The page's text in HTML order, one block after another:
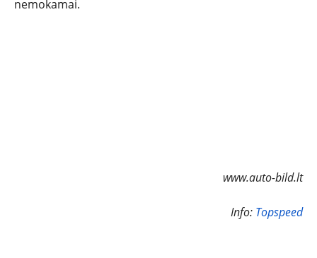
nemokamai.
www.auto-bild.lt
Info: Topspeed